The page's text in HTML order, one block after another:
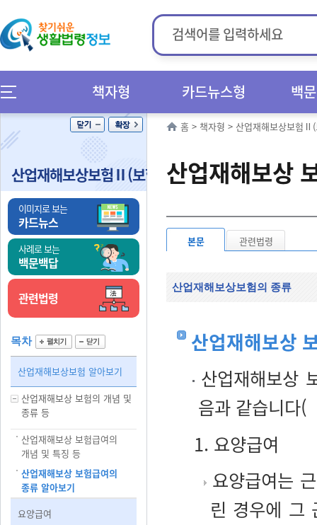
책자형 카드뉴스형 백
산업재해보상보험Ⅱ(보험급여)
이미지로 보는
카드뉴스
사례로 보는
백문백답
관련법령
목차
산업재해보상보험 알아보기
산업재해보상 보험의 개념 및
종류 등
산업재해보상 보험급여의
개념 및 특징 등
산업재해보상 보험급여의
종류 알아보기
요양급여
홈 > 책자형 > 산업재해보상보험
산업재해보상
본문 관련법령
산업재해보상보험의 종류
산업재해보상
산업재해보상
음과 같습니다(
1. 요양급여
요양급여는
린 경우에 그